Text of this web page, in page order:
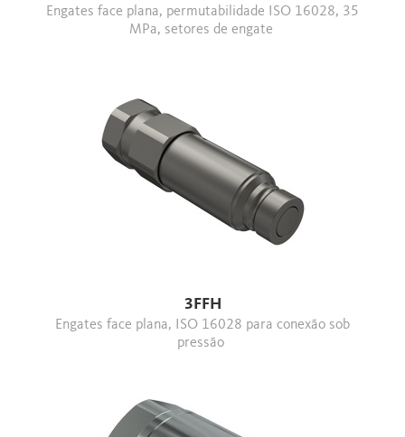
Engates face plana, permutabilidade ISO 16028, 35
MPa, setores de engate
3FFH
Engates face plana, ISO 16028 para conexão sob
pressão